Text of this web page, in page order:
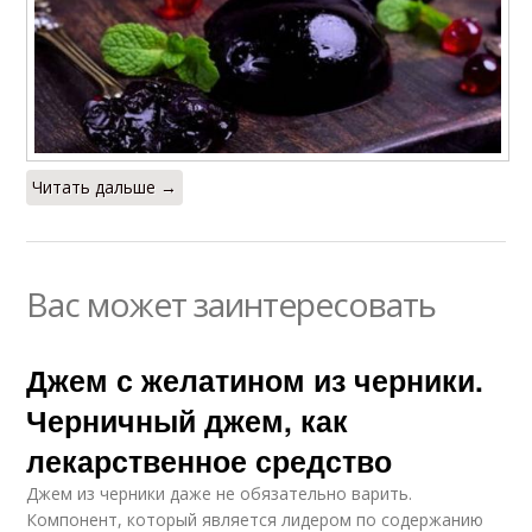
Читать дальше →
Вас может заинтересовать
Джем с желатином из черники.
Черничный джем, как
лекарственное средство
Джем из черники даже не обязательно варить.
Компонент, который является лидером по содержанию